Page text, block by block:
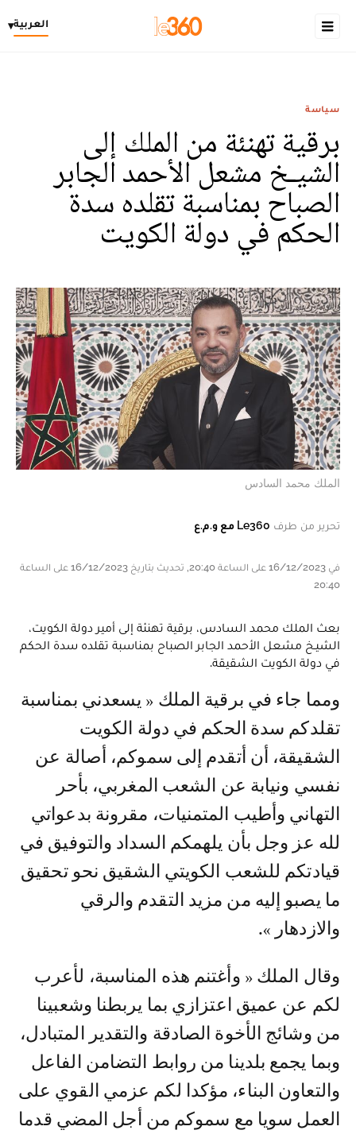
العربية▾
سياسة
برقية تهنئة من الملك إلى
الشيـخ مشعل الأحمد الجابر
الصباح بمناسبة تقلده سدة
الحكم في دولة الكويت
الملك محمد السادس
تحرير من طرف Le360 مع و.م.ع
في 16/12/2023 على الساعة 20:40, تحديث بتاريخ 16/12/2023 على الساعة
20:40
بعث الملك محمد السادس، برقية تهنئة إلى أمير دولة الكويت،
الشيـخ مشعل الأحمد الجابر الصباح بمناسبة تقلده سدة الحكم
في دولة الكويت الشقيقة.
ومما جاء في برقية الملك « يسعدني بمناسبة
تقلدكم سدة الحكم في دولة الكويت
الشقيقة، أن أتقدم إلى سموكم، أصالة عن
نفسي ونيابة عن الشعب المغربي، بأحر
التهاني وأطيب المتمنيات، مقرونة بدعواتي
لله عز وجل بأن يلهمكم السداد والتوفيق في
قيادتكم للشعب الكويتي الشقيق نحو تحقيق
ما يصبو إليه من مزيد التقدم والرقي
والازدهار ».
وقال الملك « وأغتنم هذه المناسبة، لأعرب
لكم عن عميق اعتزازي بما يربطنا وشعبينا
من وشائج الأخوة الصادقة والتقدير المتبادل،
وبما يجمع بلدينا من روابط التضامن الفاعل
والتعاون البناء، مؤكدا لكم عزمي القوي على
العمل سويا مع سموكم من أجل المضي قدما